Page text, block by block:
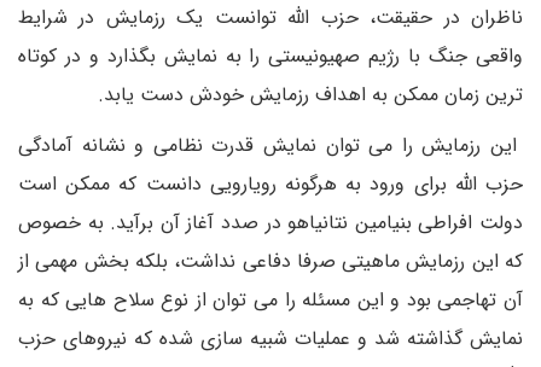
ناظران در حقیقت، حزب الله توانست یک رزمایش در شرایط
واقعی جنگ با رژیم صهیونیستی را به نمایش بگذارد و در کوتاه
ترین زمان ممکن به اهداف رزمایش خودش دست یابد.
این رزمایش را می توان نمایش قدرت نظامی و نشانه آمادگی
حزب الله برای ورود به هرگونه رویارویی دانست که ممکن است
دولت افراطی بنیامین نتانیاهو در صدد آغاز آن برآید. به خصوص
که این رزمایش ماهیتی صرفا دفاعی نداشت، بلکه بخش مهمی از
آن تهاجمی بود و این مسئله را می توان از نوع سلاح هایی که به
نمایش گذاشته شد و عملیات شبیه سازی شده که نیروهای حزب